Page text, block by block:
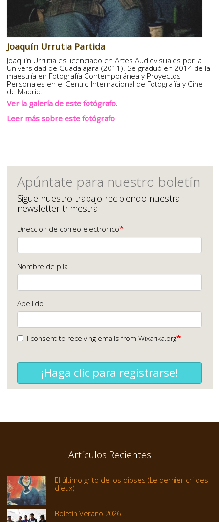
Joaquín Urrutia Partida
Joaquín Urrutia es licenciado en Artes Audiovisuales por la
Universidad de Guadalajara (2011). Se graduó en 2014 de la
maestría en Fotografía Contemporánea y Proyectos
Personales en el Centro Internacional de Fotografía y Cine
de Madrid.
Ver la galería de este fotógrafo.
Leer más sobre este fotógrafo
Apúntate para nuestro boletín
Sigue nuestro trabajo recibiendo nuestra
newsletter trimestral
Dirección de correo electrónico
Nombre de pila
Apellido
I consent to receiving emails from Wixarika.org
¡Haga clic para registrarse!
Artículos Recientes
El último grito de los dioses (Le dernier cri des
dieux)
Boletín Verano 2026